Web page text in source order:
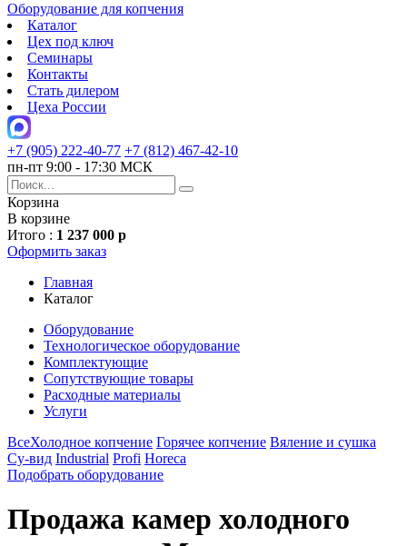
Оборудование для копчения
Каталог
Цех под ключ
Семинары
Контакты
Стать дилером
Цеха России
+7 (905) 222-40-77 +7 (812) 467-42-10
пн-пт 9:00 - 17:30 МСК
Корзина
В корзине
Итого : 1 237 000 р
Оформить заказ
Главная
Каталог
Оборудование
Технологическое оборудование
Комплектующие
Сопутствующие товары
Расходные материалы
Услуги
ВсеХолодное копчение Горячее копчение Вяление и сушка
Су-вид Industrial Profi Horeca
Подобрать оборудование
Продажа камер холодного